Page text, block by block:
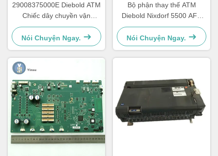
29008375000E Diebold ATM
Chiếc dây chuyền vận
chuyển dây chuyền 67T
Nói Chuyện Ngay.
Bộ phận thay thế ATM
Diebold Nixdorf 5500 AFD
445T Vành đai vận chuyển
2900837500AH
Nói Chuyện Ngay.